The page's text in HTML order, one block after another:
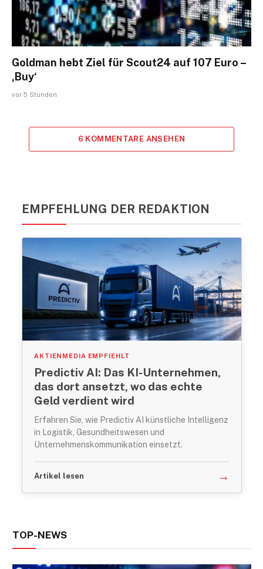
Goldman hebt Ziel für Scout24 auf 107 Euro –
‚Buy‘
vor 5 Stunden
6 KOMMENTARE ANSEHEN
EMPFEHLUNG DER REDAKTION
AKTIENMEDIA EMPFIEHLT
Predictiv AI: Das KI-Unternehmen,
das dort ansetzt, wo das echte
Geld verdient wird
Erfahren Sie, wie Predictiv AI künstliche Intelligenz
in Logistik, Gesundheitswesen und
Unternehmenskommunikation einsetzt.
Artikel lesen →
TOP-NEWS